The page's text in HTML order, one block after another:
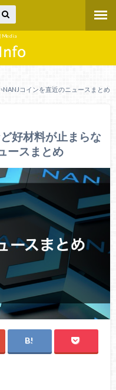
Media
コインを直近のニュースまとめ
好材料が止まらな
ースまとめ